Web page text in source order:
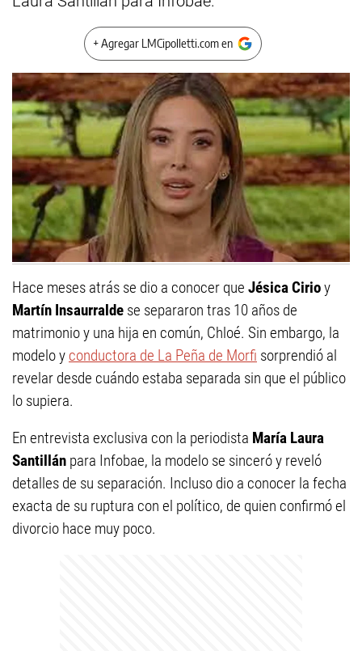
+ Agregar LMCipolletti.com en
Hace meses atrás se dio a conocer que Jésica Cirioy
Martín Insaurralde se separaron tras 10 años de
matrimonio y una hija en común, Chloé. Sin embargo, la
modelo y conductora de La Peña de Morfi sorprendió al
revelar desde cuándo estaba separada sin que el público
lo supiera.
En entrevista exclusiva con la periodista María Laura
Santillán para Infobae, la modelo se sinceró y reveló
detalles de su separación. Incluso dio a conocer la fecha
exacta de su ruptura con el político, de quien confirmó el
divorcio hace muy poco.